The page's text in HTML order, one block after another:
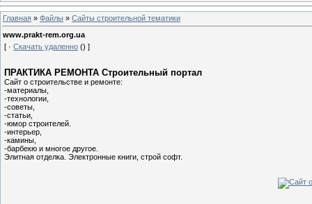
Главная » Файлы » Сайты строительной тематики
www.prakt-rem.org.ua
[ · Скачать удаленно () ]
ПРАКТИКА РЕМОНТА Строительный портал
Сайт о строительстве и ремонте:
-материалы,
-технологии,
-советы,
-статьи,
-юмор строителей.
-интерьер,
-камины,
-барбекю и многое другое.
Элитная отделка. Электронные книги, строй софт.